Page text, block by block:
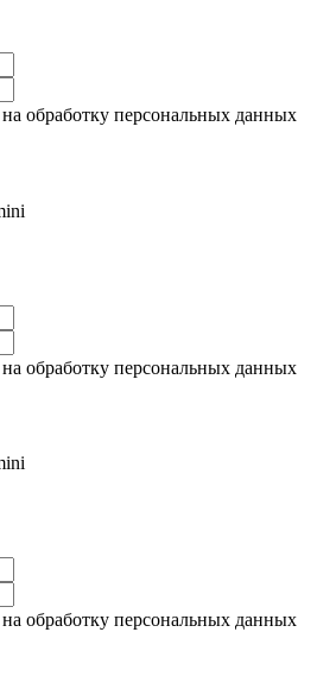
обработку персональных данных
обработку персональных данных
обработку персональных данных